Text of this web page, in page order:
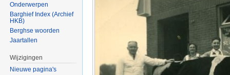
Onderwerpen
Barghief Index (Archief
HKB)
Berghse woorden
Jaartallen
Wijzigingen
Nieuwe pagina's